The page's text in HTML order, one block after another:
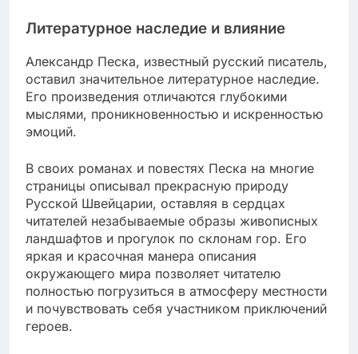
Литературное наследие и влияние
Александр Песка, известный русский писатель,
оставил значительное литературное наследие.
Его произведения отличаются глубокими
мыслями, проникновенностью и искренностью
эмоций.
В своих романах и повестях Песка на многие
страницы описывал прекрасную природу
Русской Швейцарии, оставляя в сердцах
читателей незабываемые образы живописных
ландшафтов и прогулок по склонам гор. Его
яркая и красочная манера описания
окружающего мира позволяет читателю
полностью погрузиться в атмосферу местности
и почувствовать себя участником приключений
героев.